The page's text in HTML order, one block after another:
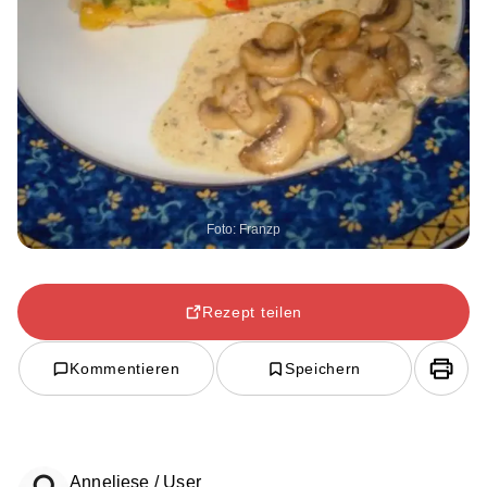
Foto: Franzp
Rezept teilen
Kommentieren Speichern
Anneliese / User